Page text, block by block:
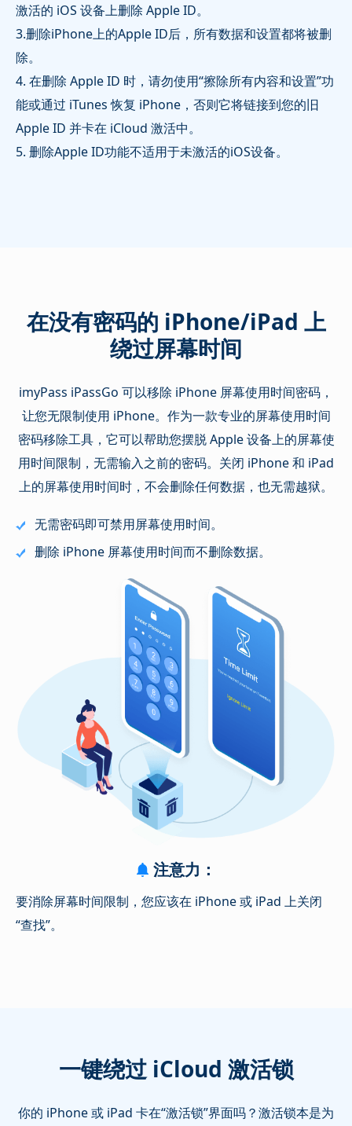
激活的 iOS 设备上删除 Apple ID。
3.删除iPhone上的Apple ID后，所有数据和设置都将被删
除。
4. 在删除 Apple ID 时，请勿使用“擦除所有内容和设置”功
能或通过 iTunes 恢复 iPhone，否则它将链接到您的旧
Apple ID 并卡在 iCloud 激活中。
5. 删除Apple ID功能不适用于未激活的iOS设备。
在没有密码的 iPhone/iPad 上
绕过屏幕时间
imyPass iPassGo 可以移除 iPhone 屏幕使用时间密码，
让您无限制使用 iPhone。作为一款专业的屏幕使用时间
密码移除工具，它可以帮助您摆脱 Apple 设备上的屏幕使
用时间限制，无需输入之前的密码。关闭 iPhone 和 iPad
上的屏幕使用时间时，不会删除任何数据，也无需越狱。
无需密码即可禁用屏幕使用时间。
删除 iPhone 屏幕使用时间而不删除数据。
注意力：
要消除屏幕时间限制，您应该在 iPhone 或 iPad 上关闭
“查找”。
一键绕过 iCloud 激活锁
你的 iPhone 或 iPad 卡在“激活锁”界面吗？激活锁本是为